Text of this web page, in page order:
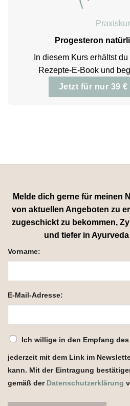
Progesteron
In diesem Kurs erhältst
Rezepte-E-Book und
Jetzt für nur 39 €
Melde dich gerne für meinen
von aktuellen Angeboten zu
zugeschickt zu bekommen,
und tiefer in
Vorname:
E-Mail-Adresse:
Ich willige in den Empfang
jederzeit mit dem Link im
kann. Mit der Eintragung
gemäß der Datenschutzerklärung